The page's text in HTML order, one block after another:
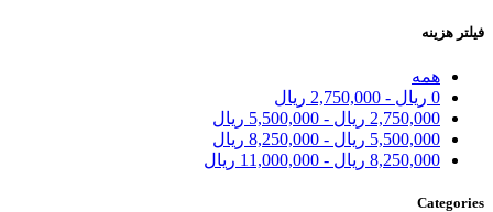
فیلتر هزینه
همه
0 ریال -
2,750,000 ریال
2,750,000 ریال -
5,500,000 ریال
5,500,000 ریال -
8,250,000 ریال
8,250,000 ریال -
11,000,000 ریال
Categories